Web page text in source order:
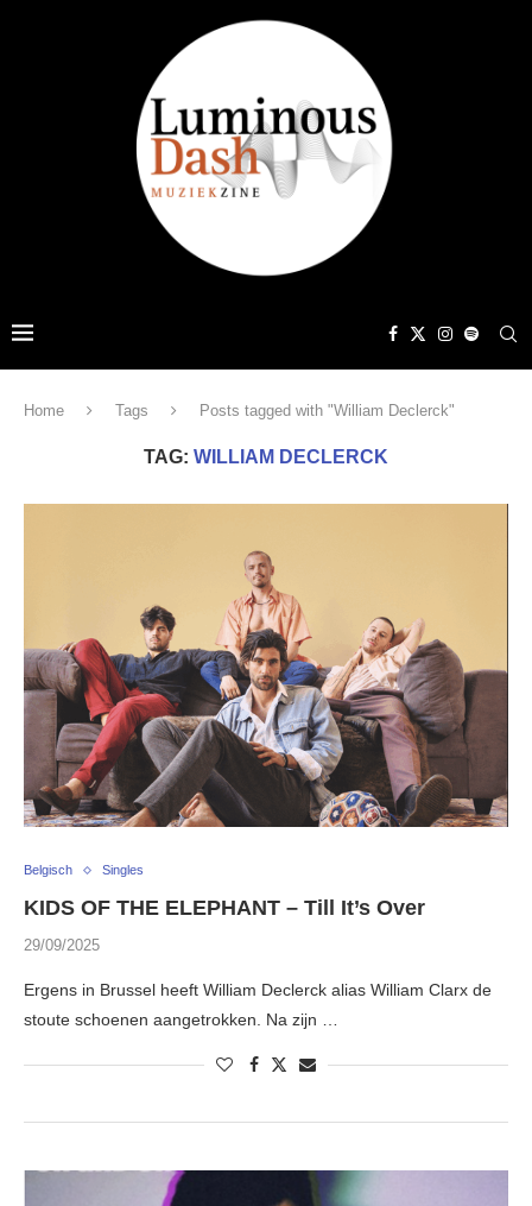
Home Tags Posts tagged with "William Declerck"
TAG: WILLIAM DECLERCK
Belgisch Singles
KIDS OF THE ELEPHANT – Till It’s Over
29/09/2025
Ergens in Brussel heeft William Declerck alias William Clarx de
stoute schoenen aangetrokken. Na zijn …